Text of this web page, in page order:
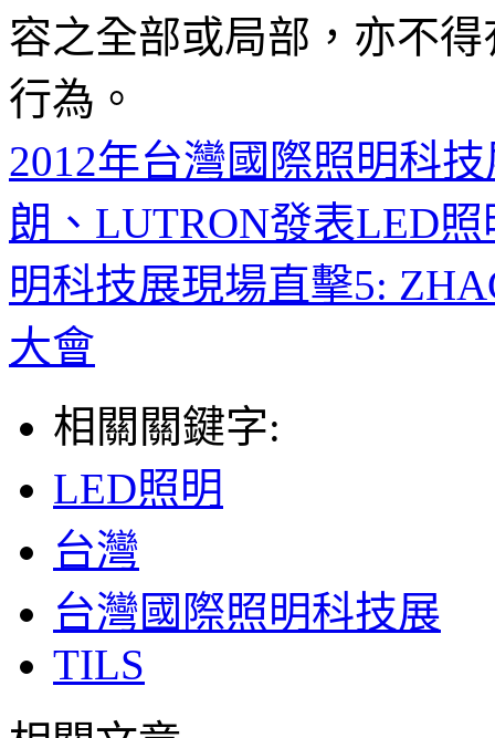
容之全部或局部，亦不
行為。
2012年台灣國際照明科
朗、LUTRON發表LED
明科技展現場直擊5:
大會
相關關鍵字:
LED照明
台灣
台灣國際照明科技展
TILS